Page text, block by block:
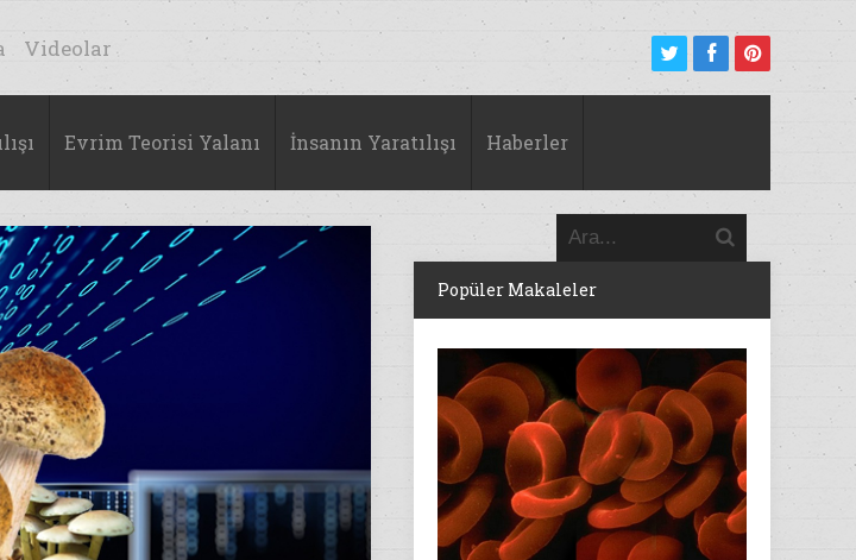
Videolar
Evrim Teorisi Yalanı İnsanın Yaratılışı Haberler
Popüler Makaleler